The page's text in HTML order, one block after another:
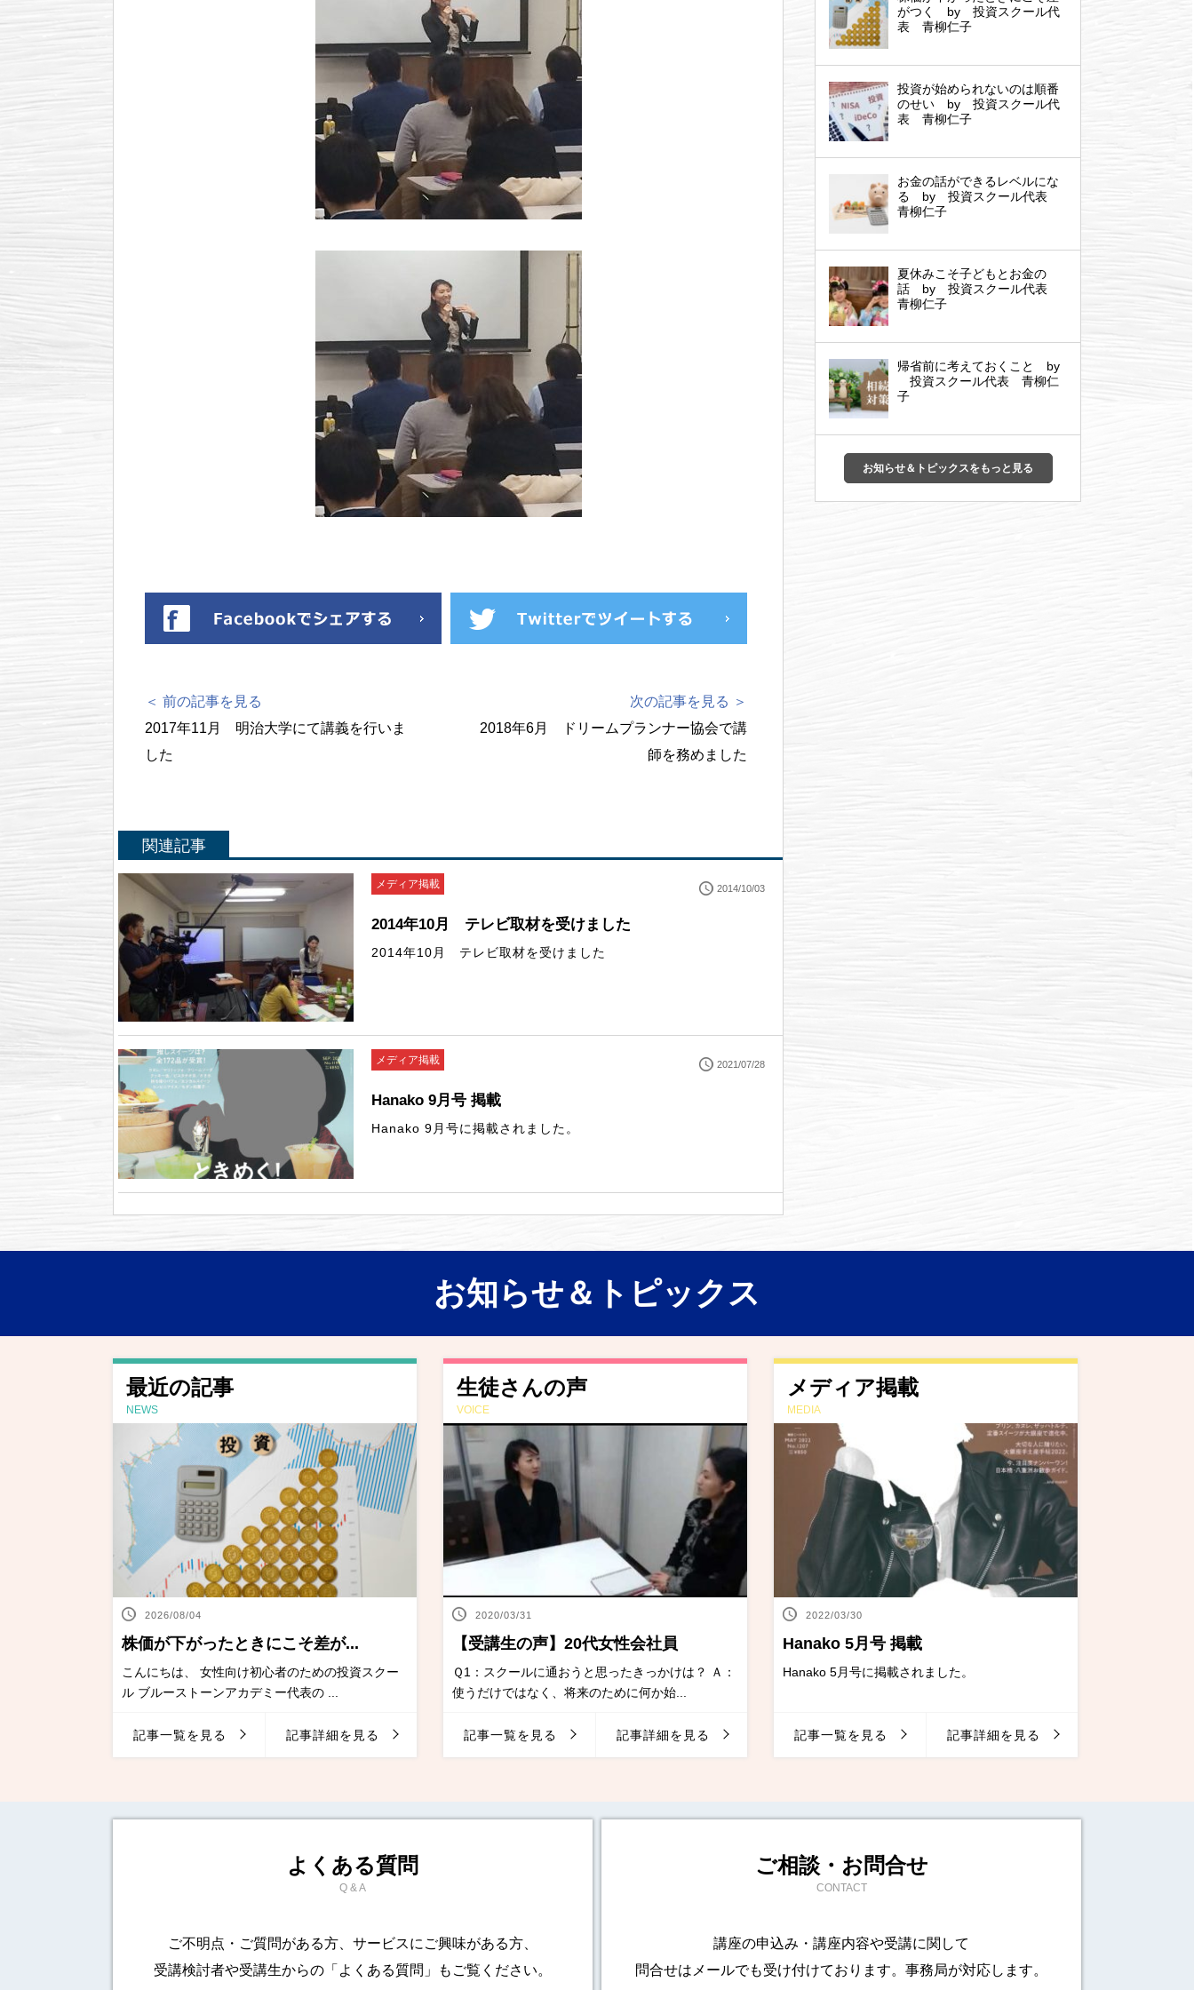
＜ 前の記事を見る
2017年11月 明治大学にて講義を行いま
した
次の記事を見る ＞
2018年6月 ドリームプランナー協会で講
師を務めました
関連記事
メディア掲載 2014/10/03
2014年10月 テレビ取材を受けました
2014年10月 テレビ取材を受けました
メディア掲載 2021/07/28
Hanako 9月号 掲載
Hanako 9月号に掲載されました。
がつく by 投資スクール代
表 青柳仁子
投資が始められないのは順番
のせい by 投資スクール代
表 青柳仁子
お金の話ができるレベルにな
る by 投資スクール代表
青柳仁子
夏休みこそ子どもとお金の
話 by 投資スクール代表
青柳仁子
帰省前に考えておくこと by
投資スクール代表 青柳仁
子
お知らせ＆トピックスをもっと見る
お知らせ＆トピックス
最近の記事
NEWS
2026/08/04
株価が下がったときにこそ差が...
こんにちは、 女性向け初心者のための投資スクー
ル ブルーストーンアカデミー代表の ...
記事一覧を見る 記事詳細を見る
生徒さんの声
VOICE
2020/03/31
【受講生の声】20代女性会社員
Ｑ1：スクールに通おうと思ったきっかけは？ Ａ：
使うだけではなく、将来のために何か始...
記事一覧を見る 記事詳細を見る
メディア掲載
MEDIA
2022/03/30
Hanako 5月号 掲載
Hanako 5月号に掲載されました。
記事一覧を見る 記事詳細を見る
よくある質問
Q & A
ご不明点・ご質問がある方、サービスにご興味がある方、
受講検討者や受講生からの「よくある質問」もご覧ください。
ご相談・お問合せ
CONTACT
講座の申込み・講座内容や受講に関して
問合せはメールでも受け付けております。事務局が対応します。